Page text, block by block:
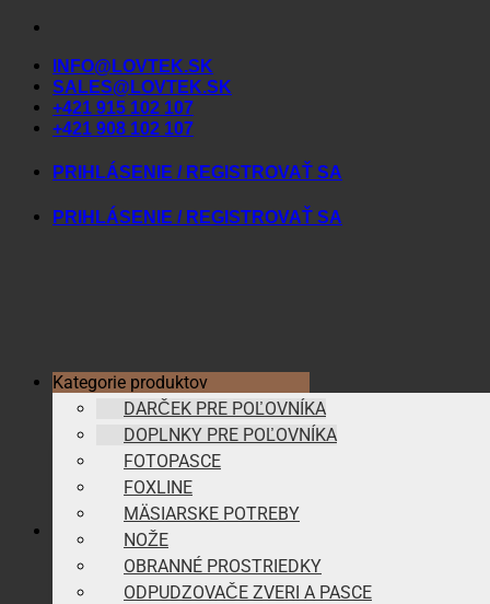
Skip
contentINFO@LOVTEK.SK
SALES@LOVTEK.SK
+421 915 102 107
+421 908 102 107
PRIHLÁSENIE / REGISTROVAŤ SA
PRIHLÁSENIE / REGISTROVAŤ SA
Kategorie produktov
DARČEK PRE POĽOVNÍKA
DOPLNKY PRE POĽOVNÍKA
FOTOPASCE
FOXLINE
MÄSIARSKE POTREBY
NOŽE
OBRANNÉ PROSTRIEDKY
ODPUDZOVAČE ZVERI A PASCE